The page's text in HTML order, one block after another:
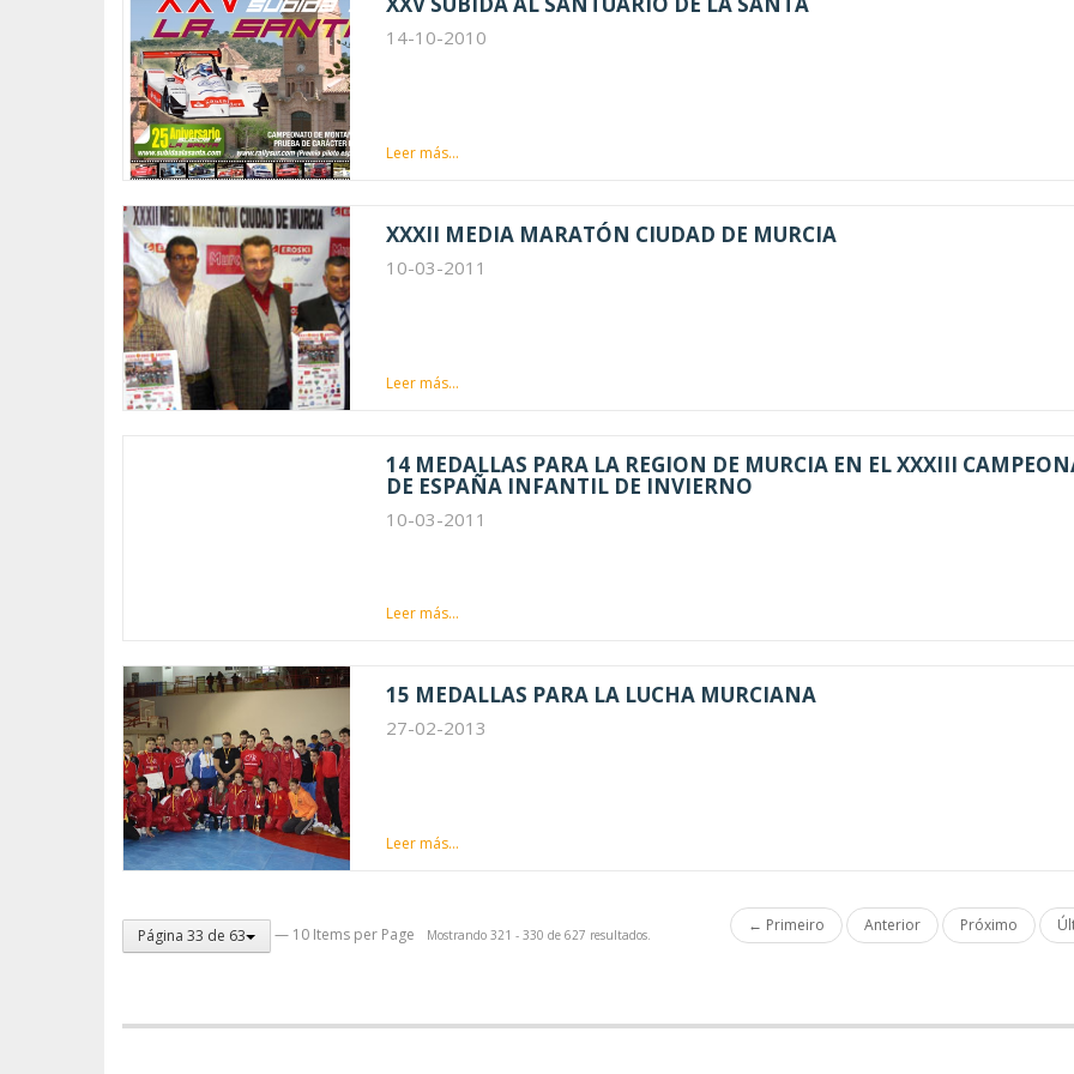
14-10-2010
Leer más...
XXXII MEDIA MARATÓN CIUDAD DE MURCIA
10-03-2011
Leer más...
14 MEDALLAS PARA LA REGION DE MURCIA EN EL XXXIII
DE ESPAÑA INFANTIL DE INVIERNO
10-03-2011
Leer más...
15 MEDALLAS PARA LA LUCHA MURCIANA
27-02-2013
Leer más...
Página 33 de 63 — 10 Items per Page Mostrando 321 - 330 de 627 resultados. ← Primeiro Anterior Próximo